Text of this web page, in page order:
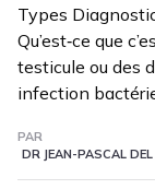
Types
Qu’est‑ce que
testicule ou des
infection
PAR
DR JEAN-PASCAL